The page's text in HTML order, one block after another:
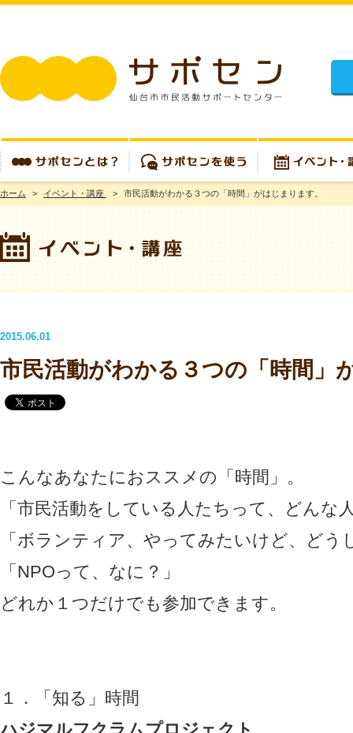
サポセンとは？ サポセンを使う イベント・講座
ホーム > イベント・講座 > 市民活動がわかる３つの「時間」がはじまります。
2015.06.01
市民活動がわかる３つの「時間」
こんなあなたにおススメの「時間」。
「市民活動をしている人たちって、どんな
「ボランティア、やってみたいけど、ど
「NPOって、なに？」
どれか１つだけでも参加できます。
１．「知る」時間